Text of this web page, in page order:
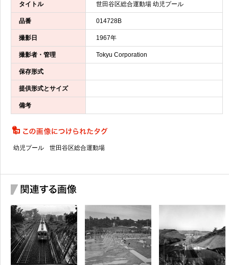
タイトル 世田谷区総合運動場 幼児プール
品番 014728B
撮影日 1967年
撮影者・管理 Tokyu Corporation
保存形式
提供形式とサイズ
備考
幼児プール 世田谷区総合運動場